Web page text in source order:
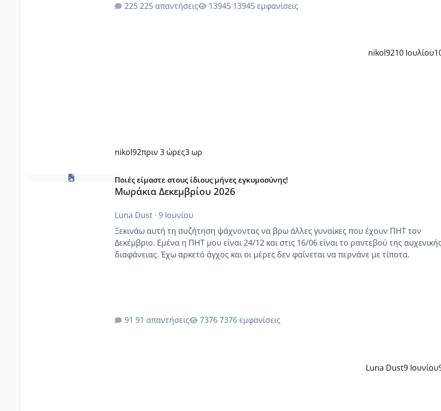
225 απαντήσεις 13945 εμφανίσεις
nikol9210 Ιουλίου
nikol92πριν 3 ώρες3 ωρ
Μωράκια Δεκεμβρίου 2026
Ποιές είμαστε στους ίδιους μήνες εγκυμοσύνης!
Μωράκια Δεκεμβρίου 2026
Luna Dust· 9 Ιουνίου
Ξεκινάω αυτή τη συζήτηση ψάχνοντας να βρω άλλες γυναίκες που έχουν ΠΗΤ τον
Δεκέμβριο. Εμένα η ΠΗΤ μου είναι 24/12 και στις 16/06 είναι το ραντεβού της αυχενικής
διαφάνειας. Έχω αρκετό άγχος και οι μέρες δεν φαίνεται να περνάνε με τίποτα.
91 απαντήσεις 7376 εμφανίσεις
Luna Dust9 Ιουνίου